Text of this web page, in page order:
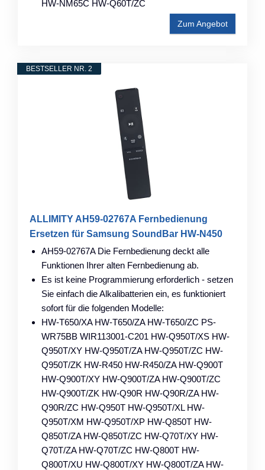
HW-NM65C HW-Q60T/ZC
Zum Angebot
BESTSELLER NR. 2
ALLIMITY AH59-02767A Fernbedienung
Ersetzen für Samsung SoundBar HW-N450
AH59-02767A Die Fernbedienung deckt alle
Funktionen Ihrer alten Fernbedienung ab.
Es ist keine Programmierung erforderlich - setzen
Sie einfach die Alkalibatterien ein, es funktioniert
sofort für die folgenden Modelle:
HW-T650/XA HW-T650/ZA HW-T650/ZC PS-
WR75BB WIR113001-C201 HW-Q950T/XS HW-
Q950T/XY HW-Q950T/ZA HW-Q950T/ZC HW-
Q950T/ZK HW-R450 HW-R450/ZA HW-Q900T
HW-Q900T/XY HW-Q900T/ZA HW-Q900T/ZC
HW-Q900T/ZK HW-Q90R HW-Q90R/ZA HW-
Q90R/ZC HW-Q950T HW-Q950T/XL HW-
Q950T/XM HW-Q950T/XP HW-Q850T HW-
Q850T/ZA HW-Q850T/ZC HW-Q70T/XY HW-
Q70T/ZA HW-Q70T/ZC HW-Q800T HW-
Q800T/XU HW-Q800T/XY HW-Q800T/ZA HW-